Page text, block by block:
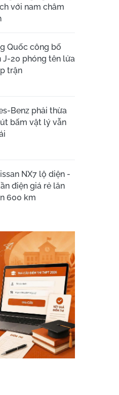
với nam châm
Quốc công bố
J-20 phóng tên lửa
trận
Benz phải thừa
bấm vật lý vẫn
NX7 lộ diện -
điện giá rẻ lăn
600 km